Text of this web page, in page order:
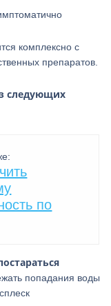
комплексно с
препаратов.
следующих
по
попадания воды